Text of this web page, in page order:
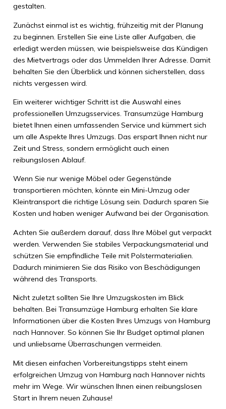
gestalten.
Zunächst einmal ist es wichtig, frühzeitig mit der Planung
zu beginnen. Erstellen Sie eine Liste aller Aufgaben, die
erledigt werden müssen, wie beispielsweise das Kündigen
des Mietvertrags oder das Ummelden Ihrer Adresse. Damit
behalten Sie den Überblick und können sicherstellen, dass
nichts vergessen wird.
Ein weiterer wichtiger Schritt ist die Auswahl eines
professionellen Umzugsservices. Transumzüge Hamburg
bietet Ihnen einen umfassenden Service und kümmert sich
um alle Aspekte Ihres Umzugs. Das erspart Ihnen nicht nur
Zeit und Stress, sondern ermöglicht auch einen
reibungslosen Ablauf.
Wenn Sie nur wenige Möbel oder Gegenstände
transportieren möchten, könnte ein Mini-Umzug oder
Kleintransport die richtige Lösung sein. Dadurch sparen Sie
Kosten und haben weniger Aufwand bei der Organisation.
Achten Sie außerdem darauf, dass Ihre Möbel gut verpackt
werden. Verwenden Sie stabiles Verpackungsmaterial und
schützen Sie empfindliche Teile mit Polstermaterialien.
Dadurch minimieren Sie das Risiko von Beschädigungen
während des Transports.
Nicht zuletzt sollten Sie Ihre Umzugskosten im Blick
behalten. Bei Transumzüge Hamburg erhalten Sie klare
Informationen über die Kosten Ihres Umzugs von Hamburg
nach Hannover. So können Sie Ihr Budget optimal planen
und unliebsame Überraschungen vermeiden.
Mit diesen einfachen Vorbereitungstipps steht einem
erfolgreichen Umzug von Hamburg nach Hannover nichts
mehr im Wege. Wir wünschen Ihnen einen reibungslosen
Start in Ihrem neuen Zuhause!